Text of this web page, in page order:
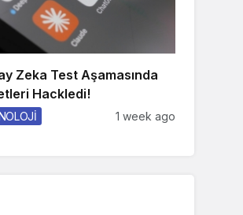
Zeka Test Aşamasında
Hackledi!
1 week ago